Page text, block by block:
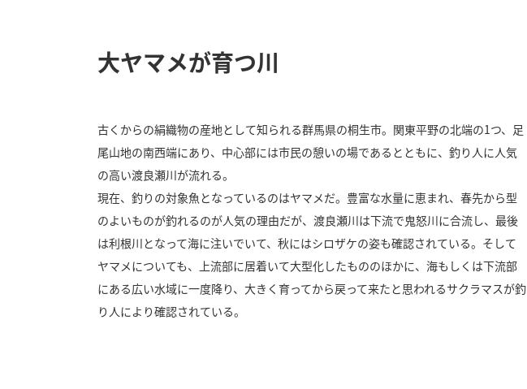
大ヤマメが育つ川
古くからの絹織物の産地として知られる群馬県の桐生市。関東平野の北端の1つ、足
尾山地の南西端にあり、中心部には市民の憩いの場であるとともに、釣り人に人気
の高い渡良瀬川が流れる。
現在、釣りの対象魚となっているのはヤマメだ。豊富な水量に恵まれ、春先から型
のよいものが釣れるのが人気の理由だが、渡良瀬川は下流で鬼怒川に合流し、最後
は利根川となって海に注いでいて、秋にはシロザケの姿も確認されている。そして
ヤマメについても、上流部に居着いて大型化したもののほかに、海もしくは下流部
にある広い水域に一度降り、大きく育ってから戻って来たと思われるサクラマスが釣
り人により確認されている。